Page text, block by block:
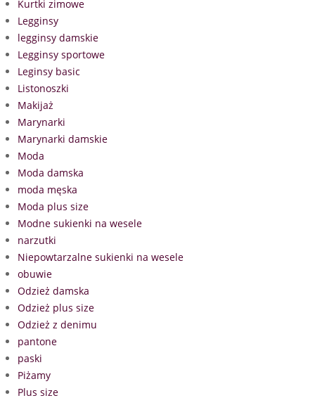
Kurtki zimowe
Legginsy
legginsy damskie
Legginsy sportowe
Leginsy basic
Listonoszki
Makijaż
Marynarki
Marynarki damskie
Moda
Moda damska
moda męska
Moda plus size
Modne sukienki na wesele
narzutki
Niepowtarzalne sukienki na wesele
obuwie
Odzież damska
Odzież plus size
Odzież z denimu
pantone
paski
Piżamy
Plus size